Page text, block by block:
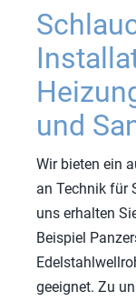
und
Wir bieten ein
an Technik für
uns erhalten
Beispiel
geeignet. Zu